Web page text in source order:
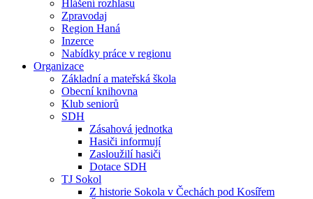
Hlášení rozhlasu
Zpravodaj
Region Haná
Inzerce
Nabídky práce v regionu
Organizace
Základní a mateřská škola
Obecní knihovna
Klub seniorů
SDH
Zásahová jednotka
Hasiči informují
Zasloužilí hasiči
Dotace SDH
TJ Sokol
Z historie Sokola v Čechách pod Kosířem